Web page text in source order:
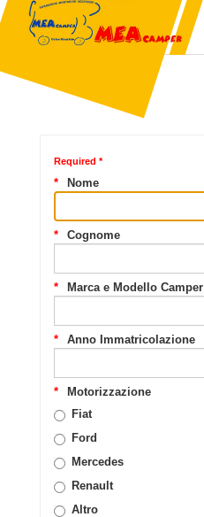
Required *
Nome
Cognome
Marca e Modello Camper
Anno Immatricolazione
Motorizzazione
Fiat
Ford
Mercedes
Renault
Altro